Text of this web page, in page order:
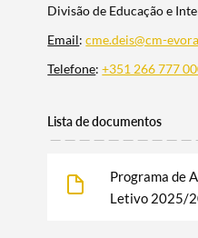
Divisão de Educação e
Email:cme.deis@cm-
Telefone:+351 266 777
Lista de documentos
Programa de
Letivo 2025/